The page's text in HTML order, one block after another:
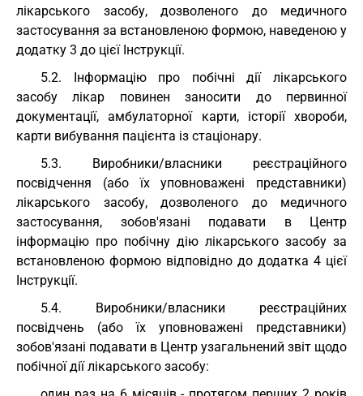
лікарського засобу, дозволеного до медичного
застосування за встановленою формою, наведеною у
додатку 3 до цієї Інструкції.
5.2. Інформацію про побічні дії лікарського
засобу лікар повинен заносити до первинної
документації, амбулаторної карти, історії хвороби,
карти вибування пацієнта із стаціонару.
5.3. Виробники/власники реєстраційного
посвідчення (або їх уповноважені представники)
лікарського засобу, дозволеного до медичного
застосування, зобов'язані подавати в Центр
інформацію про побічну дію лікарського засобу за
встановленою формою відповідно до додатка 4 цієї
Інструкції.
5.4. Виробники/власники реєстраційних
посвідчень (або їх уповноважені представники)
зобов'язані подавати в Центр узагальнений звіт щодо
побічної дії лікарського засобу: